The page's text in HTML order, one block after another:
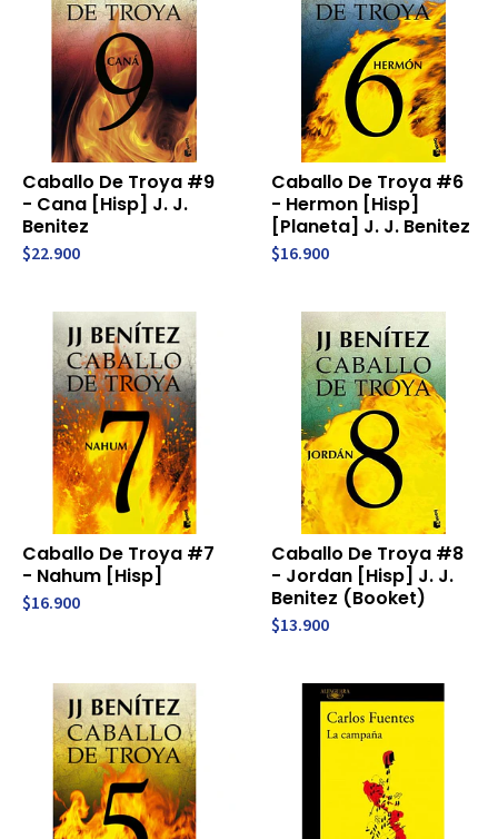
Caballo De Troya #9
- Cana [Hisp] J. J.
Benitez
$22.900
Caballo De Troya #6
- Hermon [Hisp]
[Planeta] J. J. Benitez
$16.900
Caballo De Troya #7
- Nahum [Hisp]
$16.900
Caballo De Troya #8
- Jordan [Hisp] J. J.
Benitez (Booket)
$13.900